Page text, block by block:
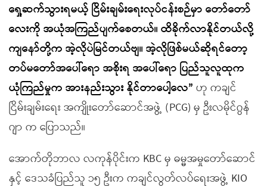
ရှေ့ဆက်သွားရမယ့် ငြိမ်းချမ်းရေးလုပ်ငန်းစဉ်မှာ တော်တော်
လေးကို အယုံအကြည်ပျက်စေတယ်။ ထိခိုက်လာနိုင်တယ်လို့
ကျနော်တို့က အဲ့လိုပဲမြင်တယ်ဗျ။ အဲ့လိုဖြစ်မယ်ဆိုရင်တော့
တပ်မတော်အပေါ်ရော အစိုးရ အပေါ်ရော ပြည်သူလူထုက
ယုံကြည်မှုက အားနည်းသွား နိုင်တာပေါ့လေ” ဟု ကချင်
ငြိမ်းချမ်းရေး အကျိုးတော်ဆောင်အဖွဲ့ (PCG) မှ ဦးလမိုင်ဂွန်
ဂျာ က ပြောသည်။
အောက်တိုဘာလ လကုန်ပိုင်းက KBC မှ ဓမ္မအမှုတော်ဆောင်
နှင့် ဒေသခံပြည်သူ ၁၅ ဦးက ကချင်လွတ်လပ်ရေးအဖွဲ့ KIO